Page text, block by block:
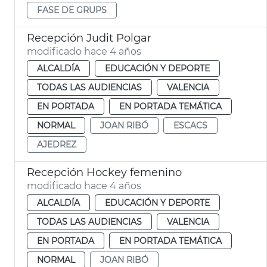
FASE DE GRUPS
Recepción Judit Polgar
modificado hace 4 años
ALCALDÍA
EDUCACIÓN Y DEPORTE
TODAS LAS AUDIENCIAS
VALENCIA
EN PORTADA
EN PORTADA TEMÁTICA
NORMAL
JOAN RIBÓ
ESCACS
AJEDREZ
Recepción Hockey femenino
modificado hace 4 años
ALCALDÍA
EDUCACIÓN Y DEPORTE
TODAS LAS AUDIENCIAS
VALENCIA
EN PORTADA
EN PORTADA TEMÁTICA
NORMAL
JOAN RIBÓ